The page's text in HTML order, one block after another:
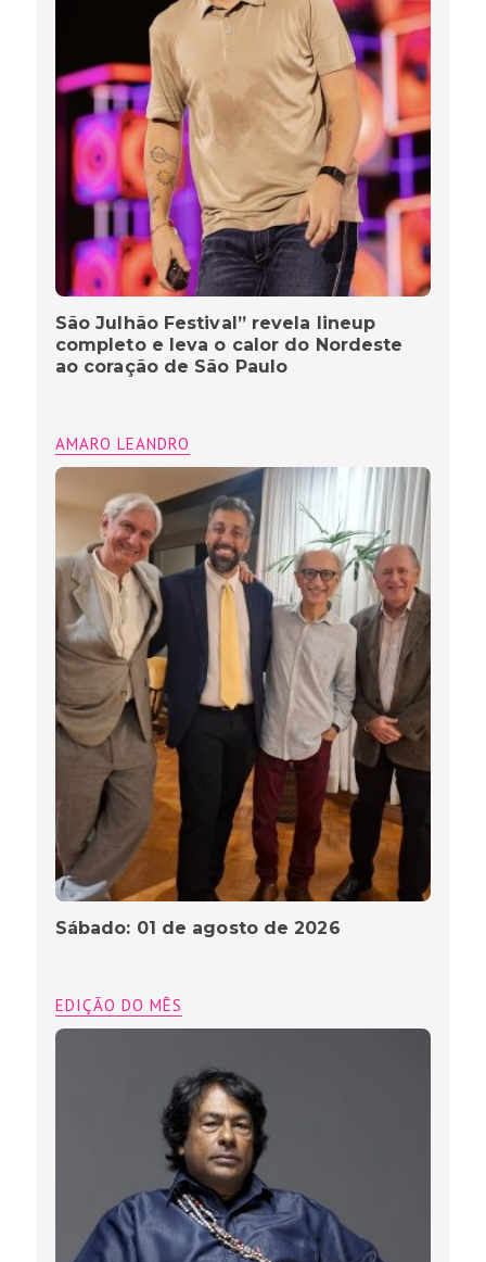
São Julhão Festival” revela lineup
completo e leva o calor do Nordeste
ao coração de São Paulo
AMARO LEANDRO
Sábado: 01 de agosto de 2026
EDIÇÃO DO MÊS